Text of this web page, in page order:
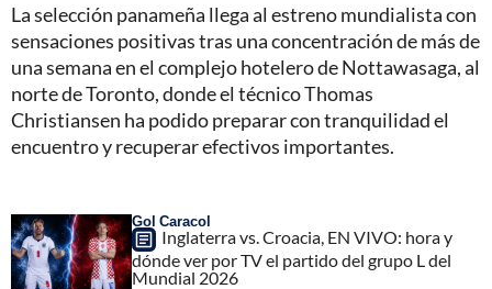
La selección panameña llega al estreno mundialista con
sensaciones positivas tras una concentración de más de
una semana en el complejo hotelero de Nottawasaga, al
norte de Toronto, donde el técnico Thomas
Christiansen ha podido preparar con tranquilidad el
encuentro y recuperar efectivos importantes.
Gol Caracol
Inglaterra vs. Croacia, EN VIVO: hora y
dónde ver por TV el partido del grupo L del
Mundial 2026